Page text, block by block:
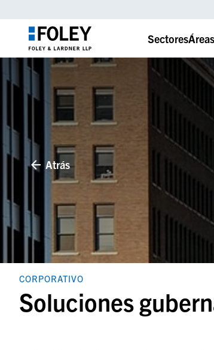
Sectores
Atrás
CORPORATIVO
Soluciones